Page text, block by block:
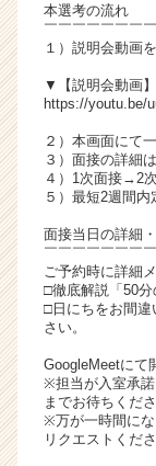
本選考の流れ
￣￣￣￣￣￣￣
１）説明会動画
▼【説明会動画
https://youtu.be/
２）本画面にて
３）面接の詳細
４）1次面接→2
５）最短2週間内
面接当日の詳細
￣￣￣￣￣￣￣
ご予約時に詳細
□徹底解説「50分
□日にちをお間違
さい。
GoogleMeetにて
※担当が入室承諾
までお待ちくださ
※万が一時間に
リクエストくださ